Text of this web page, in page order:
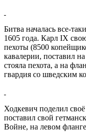
Битва началась все-
1605 года. Карл IX
пехоты (8500
кавалерии, поставил
стояла пехота, а на
гвардия со шведским
Ходкевич поделил
поставил свой
Войне, на левом